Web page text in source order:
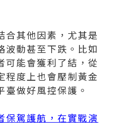
合其他因素，尤其是
波動甚至下跌。比如
可能會獲利了結，從
程度上也會壓制黃金
做好風控保護。
駕護航，在實戰演